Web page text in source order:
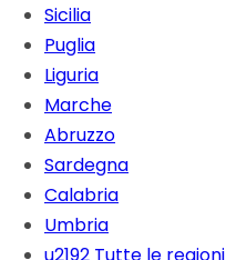
Sicilia
Puglia
Liguria
Marche
Abruzzo
Sardegna
Calabria
Umbria